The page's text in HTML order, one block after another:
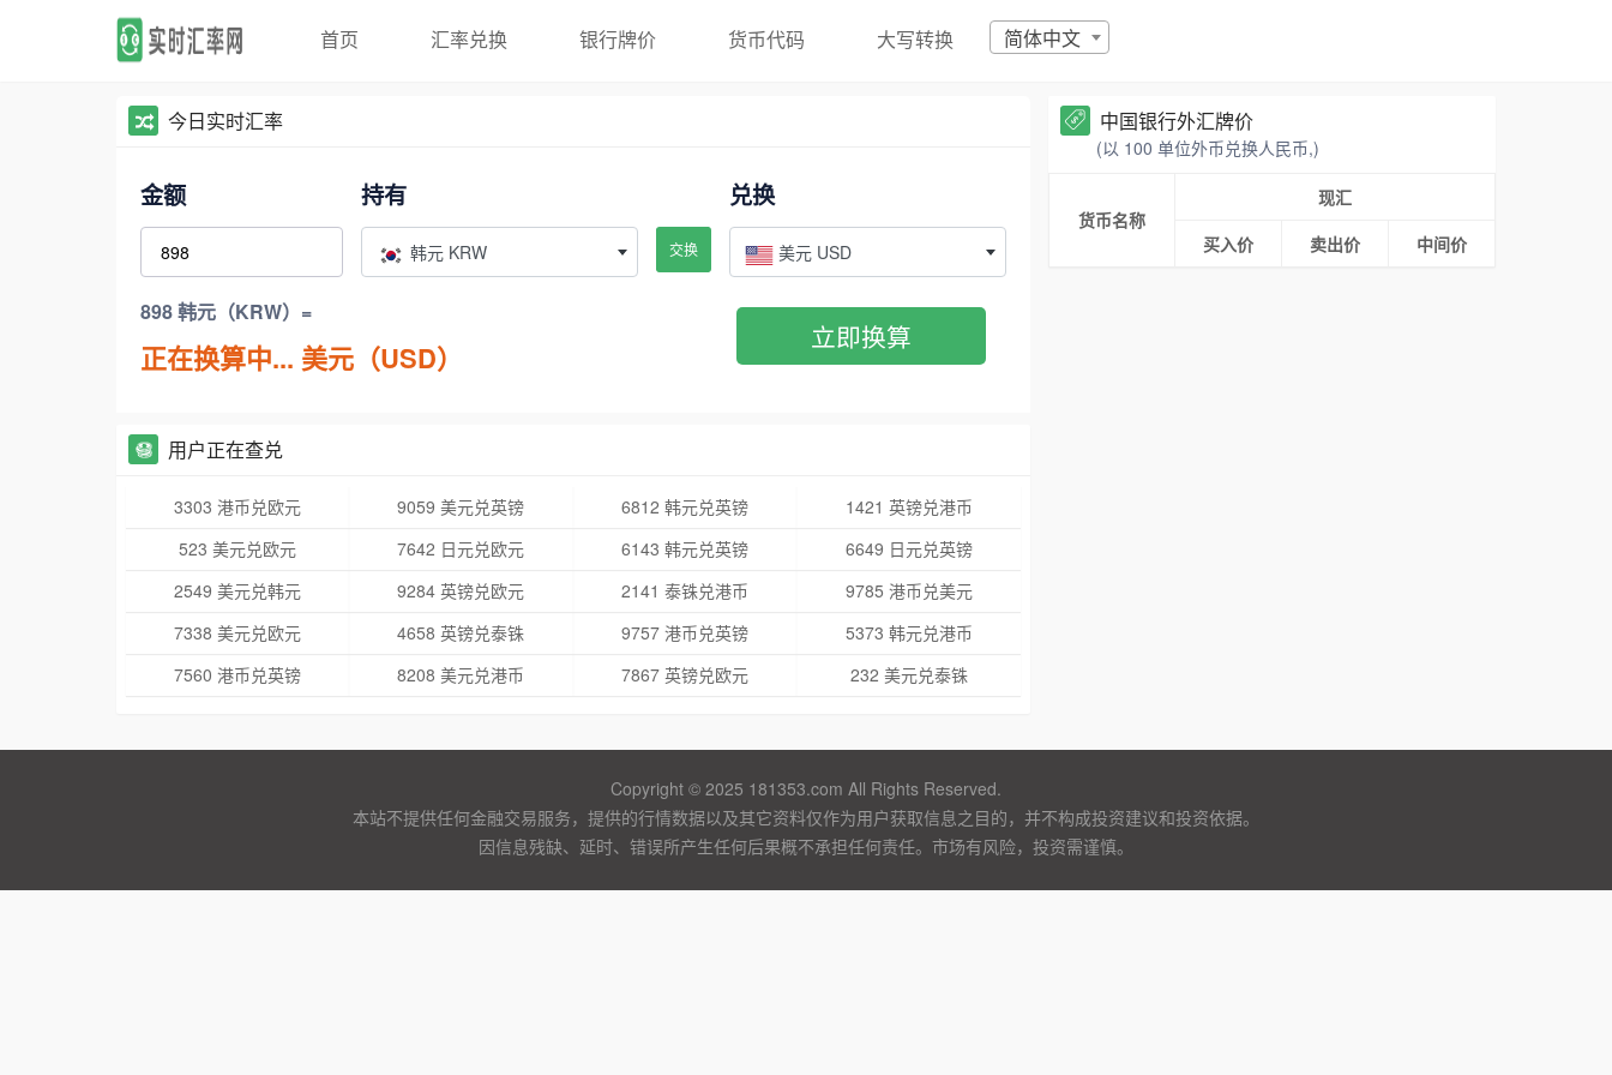
首页 汇率兑换 银行牌价 货币代码 大写转换 简体中文
今日实时汇率
金额 持有
韩元 KRW 交换
兑换
美元 USD
898 韩元（KRW）=
正在换算中... 美元（USD）
立即换算
用户正在查兑
3303 港币兑欧元 9059 美元兑英镑 6812 韩元兑英镑
1421 英镑兑港币
523 美元兑欧元
7642 日元兑欧元 6143 韩元兑英镑
6649 日元兑英镑
2549 美元兑韩元
9284 英镑兑欧元 2141 泰铢兑港币
9785 港币兑美元
7338 美元兑欧元
4658 英镑兑泰铢 9757 港币兑英镑
5373 韩元兑港币
7560 港币兑英镑
8208 美元兑港币 7867 英镑兑欧元 232 美元兑泰铢
中国银行外汇牌价
(以 100 单位外币兑换人民币,)
货币名称
现汇
买入价
卖出价 中间价
Copyright © 2025 181353.com All Rights Reserved.
本站不提供任何金融交易服务，提供的行情数据以及其它资料仅作为用户获取信息之目的，并不构成投资建议和投资依据。
因信息残缺、延时、错误所产生任何后果概不承担任何责任。市场有风险，投资需谨慎。